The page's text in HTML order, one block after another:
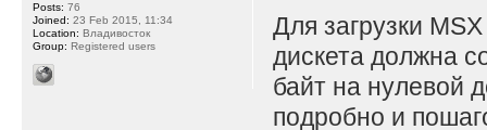
Для загрузки
дискета должна
байт на нулевой
подробно и
Posts: 76
Joined: 23 Feb 2015, 11:34
Location: Владивосток
Group: Registered users